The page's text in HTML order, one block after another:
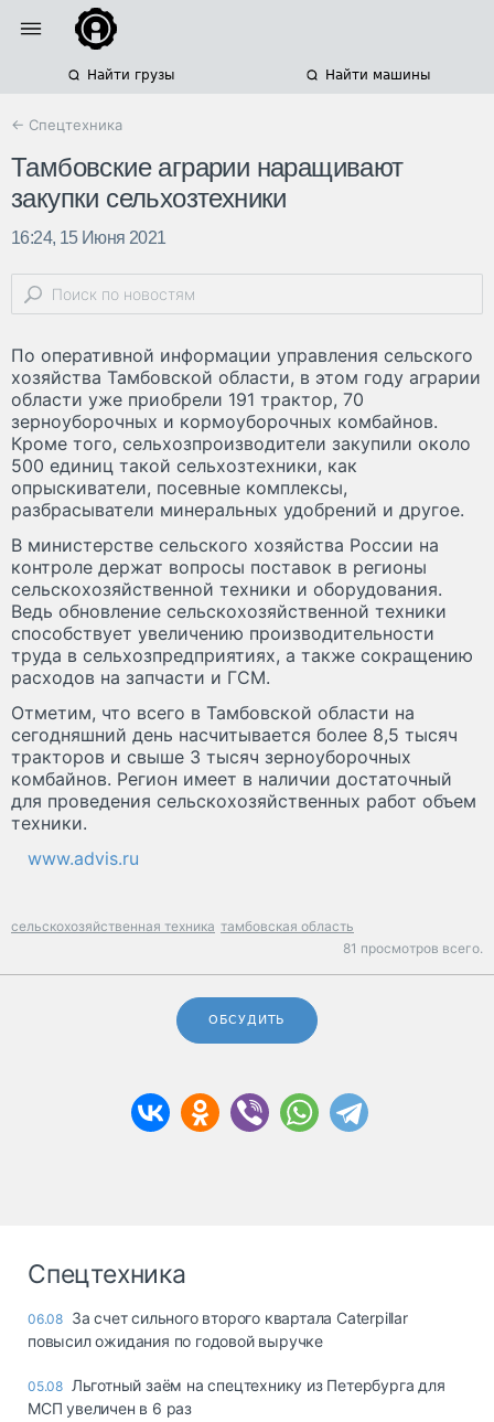
Найти грузы Найти машины
← Спецтехника
Тамбовские аграрии наращивают
закупки сельхозтехники
16:24, 15 Июня 2021
По оперативной информации управления сельского
хозяйства Тамбовской области, в этом году аграрии
области уже приобрели 191 трактор, 70
зерноуборочных и кормоуборочных комбайнов.
Кроме того, сельхозпроизводители закупили около
500 единиц такой сельхозтехники, как
опрыскиватели, посевные комплексы,
разбрасыватели минеральных удобрений и другое.
В министерстве сельского хозяйства России на
контроле держат вопросы поставок в регионы
сельскохозяйственной техники и оборудования.
Ведь обновление сельскохозяйственной техники
способствует увеличению производительности
труда в сельхозпредприятиях, а также сокращению
расходов на запчасти и ГСМ.
Отметим, что всего в Тамбовской области на
сегодняшний день насчитывается более 8,5 тысяч
тракторов и свыше 3 тысяч зерноуборочных
комбайнов. Регион имеет в наличии достаточный
для проведения сельскохозяйственных работ объем
техники.
www.advis.ru
сельскохозяйственная техника тамбовская область
81 просмотров всего.
ОБСУДИТЬ
Спецтехника
06.08 За счет сильного второго квартала Caterpillar
повысил ожидания по годовой выручке
05.08 Льготный заём на спецтехнику из Петербурга для
МСП увеличен в 6 раз